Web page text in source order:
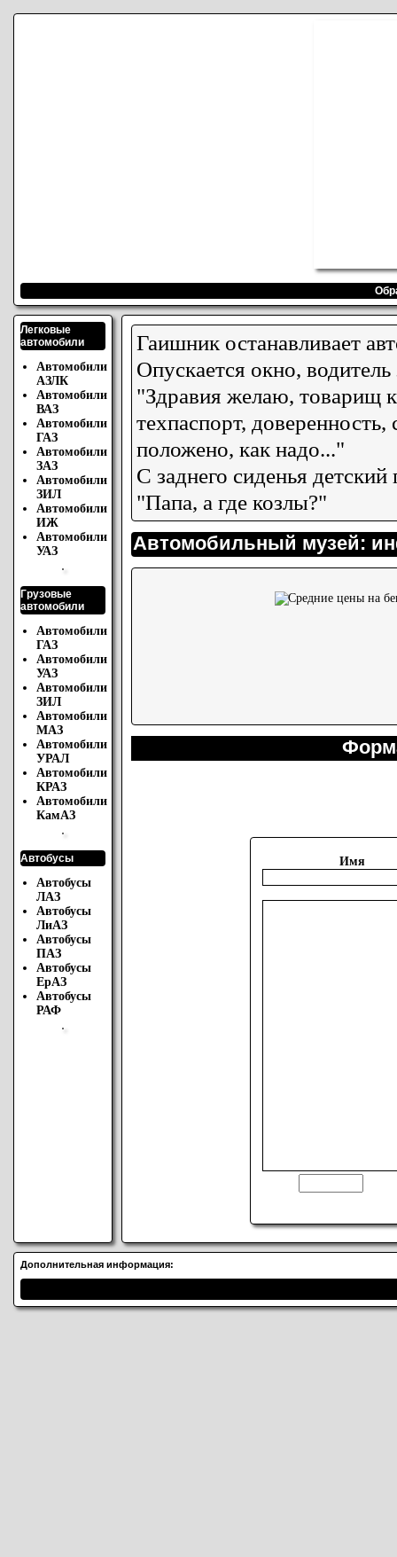
Легковые
автомобили
Автомобили
АЗЛК
Автомобили
ВАЗ
Автомобили
ГАЗ
Автомобили
ЗАЗ
Автомобили
ЗИЛ
Автомобили
ИЖ
Автомобили
УАЗ
Грузовые
автомобили
Автомобили
ГАЗ
Автомобили
УАЗ
Автомобили
ЗИЛ
Автомобили
МАЗ
Автомобили
УРАЛ
Автомобили
КРАЗ
Автомобили
КамАЗ
Автобусы
Автобусы
ЛАЗ
Автобусы
ЛиАЗ
Автобусы
ПАЗ
Автобусы
ЕрАЗ
Автобусы
РАФ
Гаишник останавливает
Опускается окно,
"Здравия желаю, товарищ
техпаспорт,
положено, как надо..."
С заднего сиденья детский
"Папа, а где козлы?"
Автомобильный музей:
Имя
Дополнительная информация: